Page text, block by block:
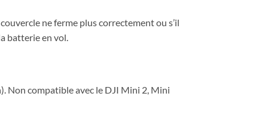
ne ferme plus correctement ou s’il
batterie en vol.
Non compatible avec le DJI Mini 2, Mini